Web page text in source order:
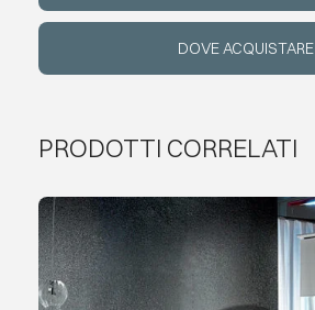
DOVE ACQUISTARE
PRODOTTI CORRELATI